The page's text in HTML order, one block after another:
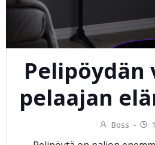
Pelipöydän
pelaajan
Boss -